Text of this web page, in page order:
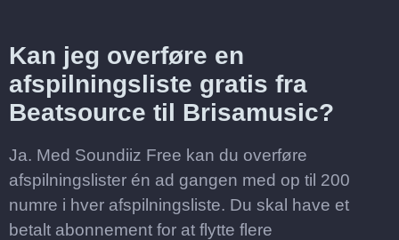
Kan jeg overføre en
afspilningsliste gratis fra
Beatsource til Brisamusic?
Ja. Med Soundiiz Free kan du overføre
afspilningslister én ad gangen med op til 200
numre i hver afspilningsliste. Du skal have et
betalt abonnement for at flytte flere